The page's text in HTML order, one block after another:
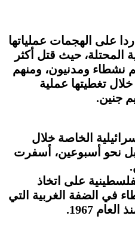
على الهجمات عملياتها
المحتلة، حيث قتل أكثر
نشطاء ومدنيون، ومنهم
تغطيتها عملية
جنين.
الخاصة خلال
نحو أسبوعين، أسفرت
على اتخاذ
في الضفة الغربية التي
1967.